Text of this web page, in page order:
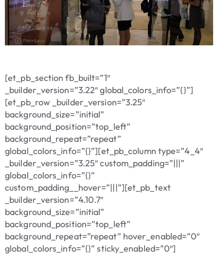
[et_pb_section fb_built=”1″
_builder_version=”3.22″ global_colors_info=”{}”]
[et_pb_row _builder_version=”3.25″
background_size=”initial”
background_position=”top_left”
background_repeat=”repeat”
global_colors_info=”{}”][et_pb_column type=”4_4″
_builder_version=”3.25″ custom_padding=”|||”
global_colors_info=”{}”
custom_padding__hover=”|||”][et_pb_text
_builder_version=”4.10.7″
background_size=”initial”
background_position=”top_left”
background_repeat=”repeat” hover_enabled=”0″
global_colors_info=”{}” sticky_enabled=”0″]